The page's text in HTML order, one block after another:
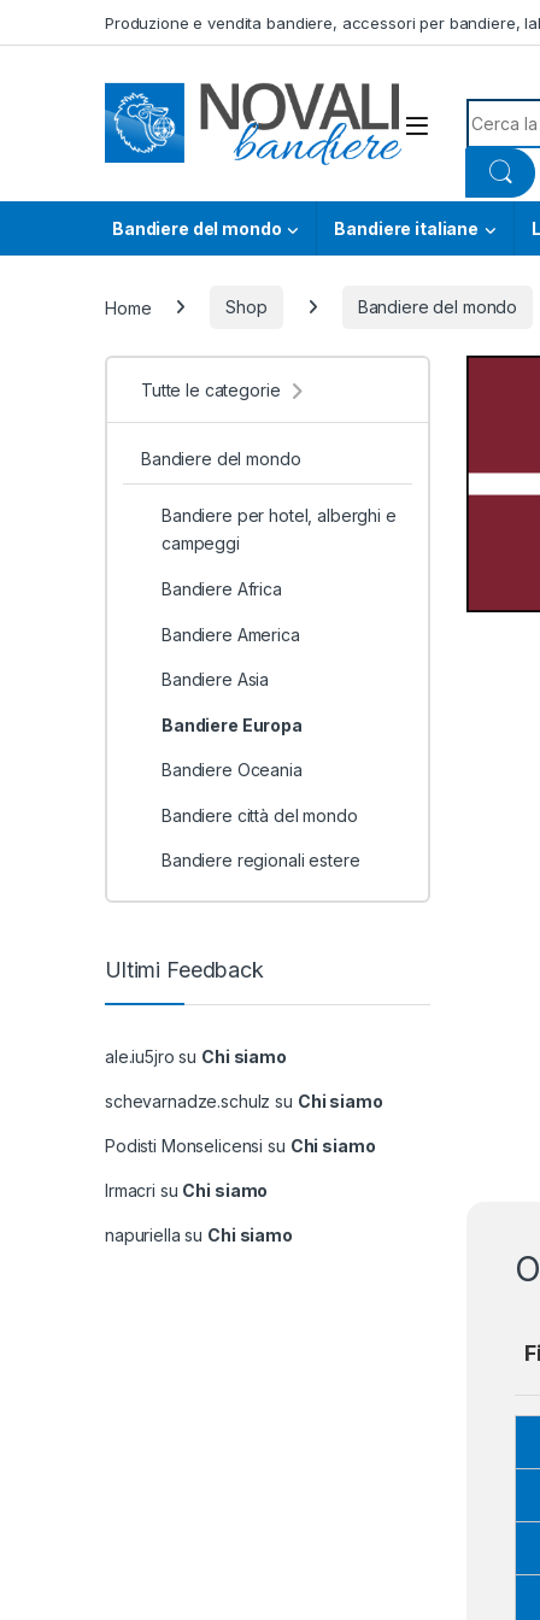
Produzione e vendita bandiere, accessori per bandiere,
Search
Bandiere del mondo Bandiere italiane
Home Shop Bandiere del mondo
Tutte le categorie
Bandiere del mondo
Bandiere per hotel, alberghi e
campeggi
Bandiere Africa
Bandiere America
Bandiere Asia
Bandiere Europa
Bandiere Oceania
Bandiere città del mondo
Bandiere regionali estere
Ultimi Feedback
ale.iu5jro su Chi siamo
schevarnadze.schulz su Chi siamo
Podisti Monselicensi su Chi siamo
lrmacri su Chi siamo
napuriella su Chi siamo